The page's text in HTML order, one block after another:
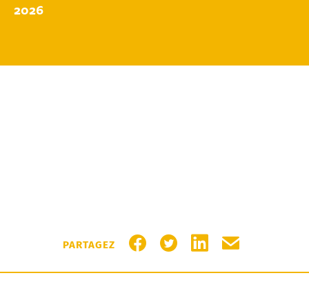
2026
PARTAGEZ
PARTAGER SUR FACEBOOK
PARTAGER SUR TWITTER
PARTAGER SUR
PARTAGER